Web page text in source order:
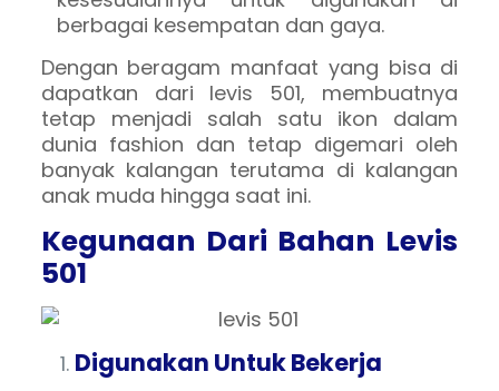
berbagai kesempatan dan gaya.
Dengan beragam manfaat yang bisa di
dapatkan dari levis 501, membuatnya
tetap menjadi salah satu ikon dalam
dunia fashion dan tetap digemari oleh
banyak kalangan terutama di kalangan
anak muda hingga saat ini.
Kegunaan Dari Bahan Levis
501
Digunakan Untuk Bekerja